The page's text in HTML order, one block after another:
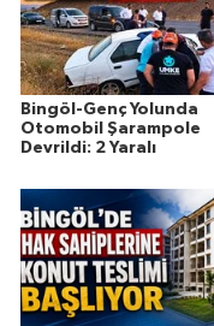
Bingöl-Genç Yolunda
Otomobil Şarampole
Devrildi: 2 Yaralı